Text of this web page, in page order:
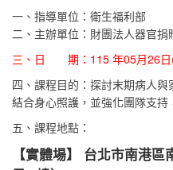
一、指導單位：衛生福利部
二、主辦單位：財團法人器官
三、日 期：115 年05月26日(
四、課程目的：探討末期病人與
結合身心照護，並強化團隊支持
五、課程地點：
【實體場】 台北市南港